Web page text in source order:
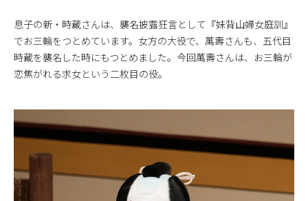
息子の新・時蔵さんは、襲名披露狂言として『妹背山婦女庭訓』
でお三輪をつとめています。女方の大役で、萬壽さんも、五代目
時蔵を襲名した時にもつとめました。今回萬壽さんは、お三輪が
恋焦がれる求女という二枚目の役。